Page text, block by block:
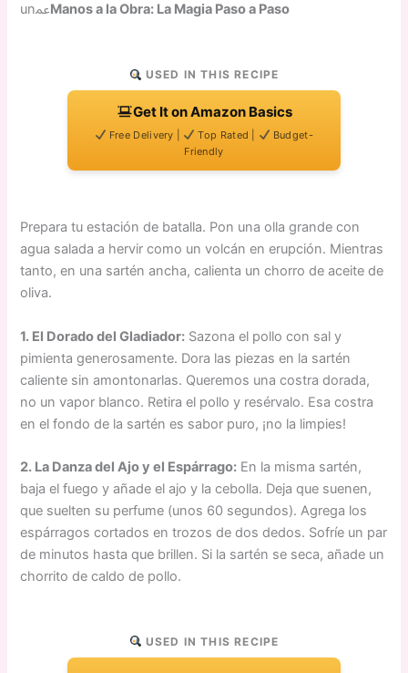
unﲻManos a la Obra: La Magia Paso a Paso
USED IN THIS RECIPE
Get It on Amazon Basics
Free Delivery | Top Rated |
Budget-
Friendly
Prepara tu estación de batalla. Pon una olla grande con
agua salada a hervir como un volcán en erupción. Mientras
tanto, en una sartén ancha, calienta un chorro de aceite de
oliva.
1. El Dorado del Gladiador: Sazona el pollo con sal y
pimienta generosamente. Dora las piezas en la sartén
caliente sin amontonarlas. Queremos una costra dorada,
no un vapor blanco. Retira el pollo y resérvalo. Esa costra
en el fondo de la sartén es sabor puro, ¡no la limpies!
2. La Danza del Ajo y el Espárrago: En la misma sartén,
baja el fuego y añade el ajo y la cebolla. Deja que suenen,
que suelten su perfume (unos 60 segundos). Agrega los
espárragos cortados en trozos de dos dedos. Sofríe un par
de minutos hasta que brillen. Si la sartén se seca, añade un
chorrito de caldo de pollo.
USED IN THIS RECIPE